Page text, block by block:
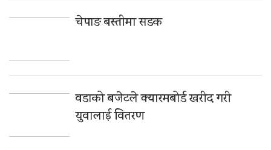
चेपाङ बस्तीमा सडक
वडाको बजेटले क्यारमबोर्ड खरीद गरी
युवालाई वितरण